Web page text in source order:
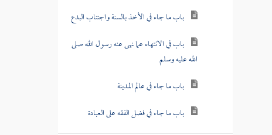
باب ما جاء في الأخذ بالسنة واجتناب البدع
باب في الانتهاء عما نهى عنه رسول الله صلى
الله عليه وسلم
باب ما جاء في عالم المدينة
باب ما جاء في فضل الفقه على العبادة